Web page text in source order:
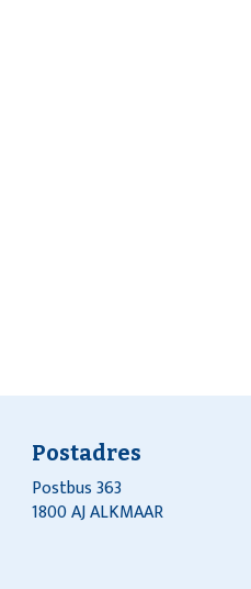
Postadres
Postbus 363
1800 AJ ALKMAAR